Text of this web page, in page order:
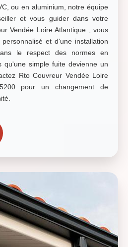
ou en aluminium, notre équipe
et vous guider dans votre
Vendée Loire Atlantique , vous
et d'une installation
le respect des normes en
qu'une simple fuite devienne un
Rto Couvreur Vendée Loire
pour un changement de